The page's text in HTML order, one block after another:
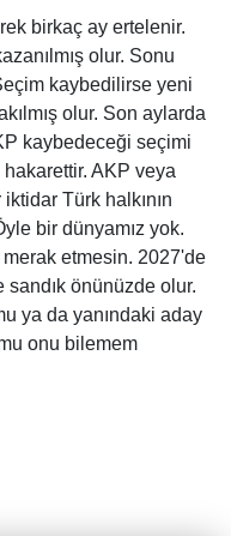
birkaç ay ertelenir.
olur. Sonu
kaybedilirse yeni
olur. Son aylarda
kaybedeceği seçimi
hakarettir. AKP veya
Türk halkının
bir dünyamız yok.
etmesin. 2027'de
sandık önünüzde olur.
ya da yanındaki aday
onu bilemem